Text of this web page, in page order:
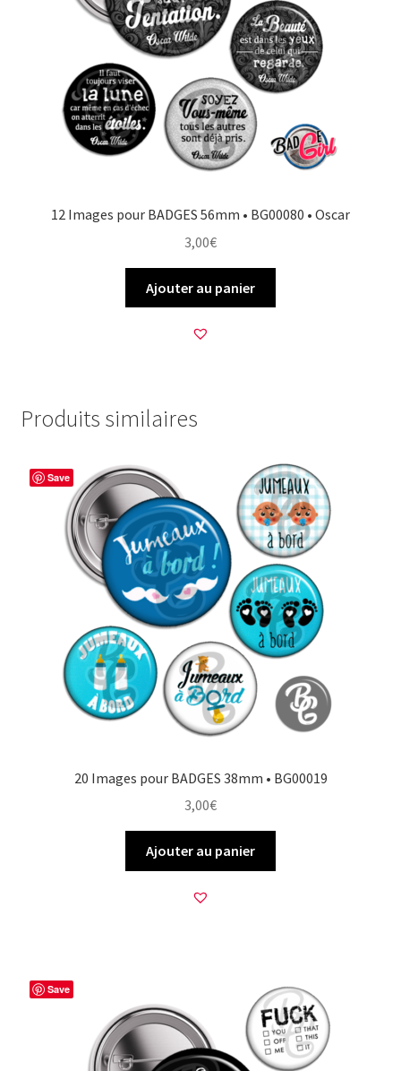
12 Images pour BADGES 56mm • BG00080 • Oscar
3,00€
Ajouter au panier
Produits similaires
Save
20 Images pour BADGES 38mm • BG00019
3,00€
Ajouter au panier
Save